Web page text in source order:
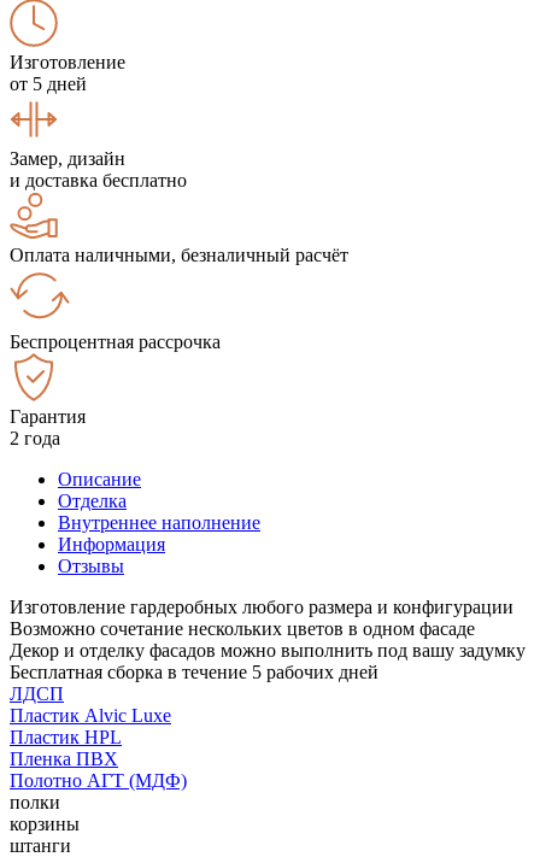
Изготовление
от 5 дней
Замер, дизайн
и доставка бесплатно
Оплата наличными, безналичный расчёт
Беспроцентная рассрочка
Гарантия
2 года
Описание
Отделка
Внутреннее наполнение
Информация
Отзывы
Изготовление гардеробных любого размера и конфигурации
Возможно сочетание нескольких цветов в одном фасаде
Декор и отделку фасадов можно выполнить под вашу задумку
Бесплатная сборка в течение 5 рабочих дней
ЛДСП
Пластик Alvic Luxe
Пластик HPL
Пленка ПВХ
Полотно АГТ (МДФ)
полки
корзины
штанги